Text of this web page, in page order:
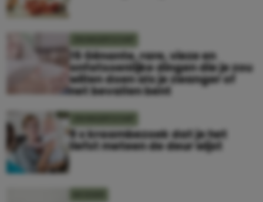
15 Gênante, rare, vieze en
onfatsoenlijke dingen die je zou
willen doen als je zwanger of
net bevallen bent
9 x kraambezoek dat je het
liefst meteen de deur wijst